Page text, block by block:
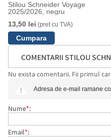
Stilou Schneider Voyage
2025/2026, negru
13,50 lei (pret cu TVA)
COMENTARII STILOU
Nu exista comentarii. Fii primul
Adresa de e-mail ramane
Nume*:
Email*: